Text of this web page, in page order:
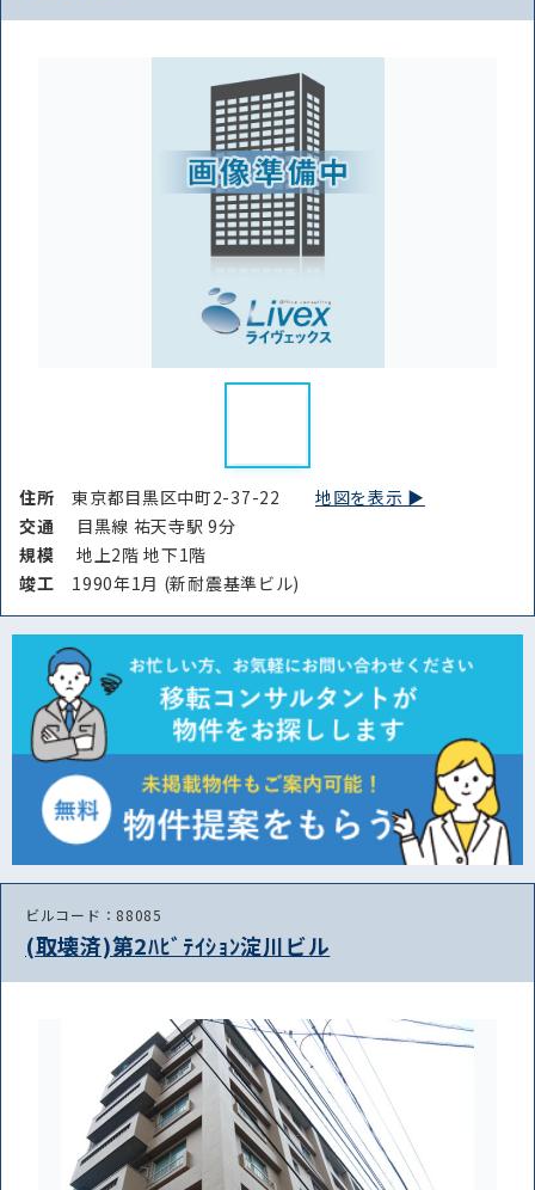
路線・駅
条件を絞り込む
住所東京都目黒区中町2-37-22地図を表示 ▶︎
交通
目黒線 祐天寺駅 9分
規模
地上2階 地下1階
竣⼯ 1990年1月 (新耐震基準ビル)
ビルコード：88085
(取壊済)第2ﾊﾋﾞﾃｲｼｮﾝ淀川ビル